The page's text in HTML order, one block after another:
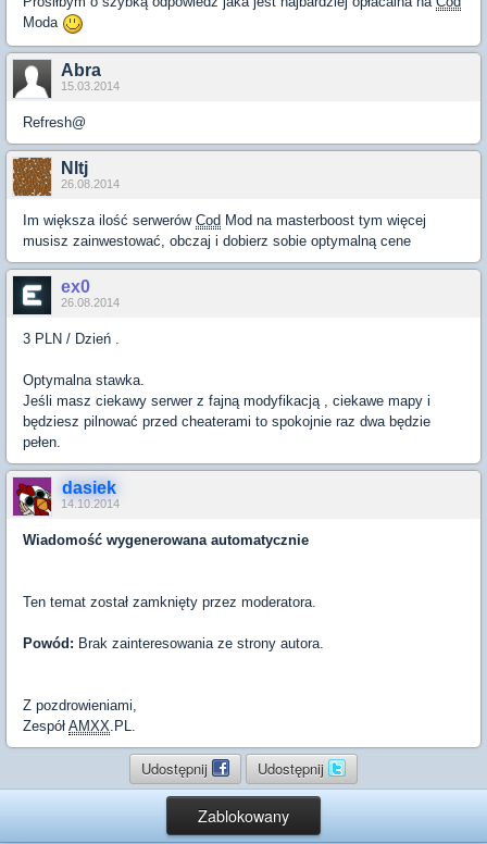
Moda
Abra
15.03.2014
Refresh@
Nltj
26.08.2014
Im większa ilość serwerów Cod Mod na masterboost tym więcej
musisz zainwestować, obczaj i dobierz sobie optymalną cene
ex0
26.08.2014
3 PLN / Dzień .
Optymalna stawka.
Jeśli masz ciekawy serwer z fajną modyfikacją , ciekawe mapy i
będziesz pilnować przed cheaterami to spokojnie raz dwa będzie
pełen.
dasiek
14.10.2014
Wiadomość wygenerowana automatycznie
Ten temat został zamknięty przez moderatora.
Powód: Brak zainteresowania ze strony autora.
Z pozdrowieniami,
Zespół AMXX .PL.
Udostępnij Udostępnij
Zablokowany